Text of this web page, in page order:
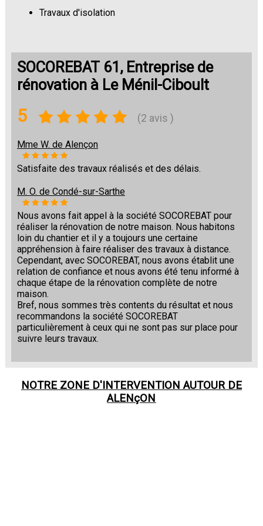
Travaux d'isolation
SOCOREBAT 61, Entreprise de
rénovation à Le Ménil-Ciboult
5 (2 avis )
Mme W. de Alençon
Satisfaite des travaux réalisés et des délais.
M. O. de Condé-sur-Sarthe
Nous avons fait appel à la société SOCOREBAT pour
réaliser la rénovation de notre maison. Nous habitons
loin du chantier et il y a toujours une certaine
appréhension à faire réaliser des travaux à distance.
Cependant, avec SOCOREBAT, nous avons établit une
relation de confiance et nous avons été tenu informé à
chaque étape de la rénovation complète de notre
maison.
Bref, nous sommes très contents du résultat et nous
recommandons la société SOCOREBAT
particulièrement à ceux qui ne sont pas sur place pour
suivre leurs travaux.
NOTRE ZONE D'INTERVENTION AUTOUR DE
ALENçON